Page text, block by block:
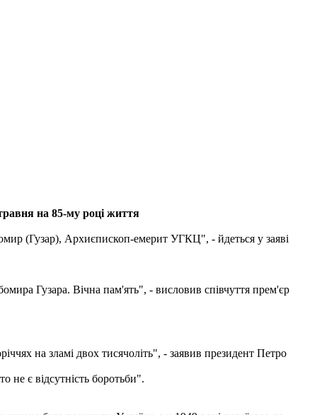
на 85-му році життя
(Гузар), Архиєпископ-емерит УГКЦ", - йдеться у заяві
Гузара. Вічна пам'ять", - висловив співчуття прем'єр
на зламі двох тисячоліть", - заявив президент Петро
не є відсутність боротьби".